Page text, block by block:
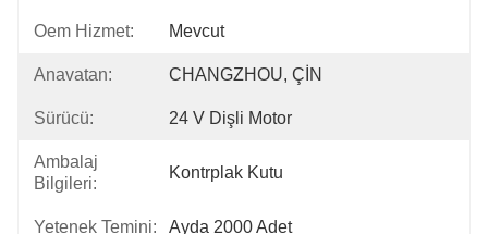
Oem Hizmet: Mevcut
Anavatan: CHANGZHOU, ÇİN
Sürücü: 24 V Dişli Motor
Ambalaj
Bilgileri:
Kontrplak Kutu
Yetenek Temini: Ayda 2000 Adet